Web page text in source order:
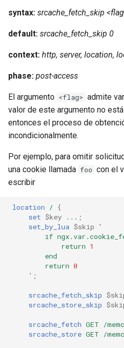
syntax: srcache_fetch_skip
default: srcache_fetch_skip 0
context: http, server, location,
phase: post-access
El argumento <flag> admite
valor de este argumento no
entonces el proceso de
incondicionalmente.
Por ejemplo, para omitir
una cookie llamada foo con el
escribir
location /
{
set $key ... ;
set_by_lua $skip
'
if
return 1
end
return 0
' ;
srcache_fetch_skip
srcache_store_skip
srcache_fetch GET /memc
srcache_store GET /memc